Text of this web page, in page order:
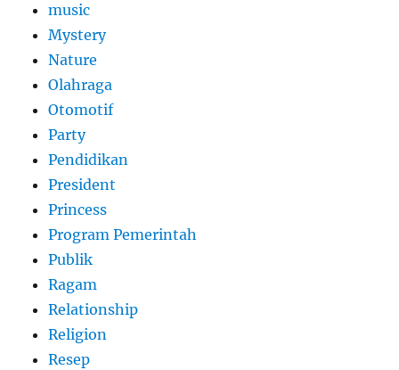
music
Mystery
Nature
Olahraga
Otomotif
Party
Pendidikan
President
Princess
Program Pemerintah
Publik
Ragam
Relationship
Religion
Resep